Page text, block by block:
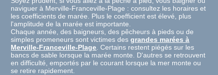
naviguer à Merville-Franceville-Plage : consultez les horaires et
les coefficients de marée. Plus le coefficient est élevé, plus
l'amplitude de la marée est importante.
Chaque année, des baigneurs, des pêcheurs à pieds ou de
simples promeneurs sont victimes desgrandes marées à
Merville-Franceville-Plage . Certains restent piégés sur les
bancs de sable lorsque la marée monte. D'autres se retrouvent
en difficulté, emportés par le courant lorsque la mer monte ou
se retire rapidement.